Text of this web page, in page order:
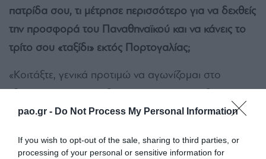
pao.gr - Do Not Process My Personal Information
If you wish to opt-out of the sale, sharing to third parties, or
processing of your personal or sensitive information for
πατρίδα σου, τι μέτρησε περισσότερο για να δεχθείς
την προσφορά του Παναθηναϊκού και να κάνεις το
τρίτο σου «ταξίδι» εκτός Πορτογαλίας;
«Κοιτάξτε, γενικά προτιμώ να αγωνίζομαι στο
εξωτερικό γιατί είναι διαφορετικό το επίπεδο. Στην
Ελλάδα έμαθα ότι είναι υψηλό το επίπεδο, ενώ και ο
η απόφαση μου ήταν μάλλον εύκολη! Μόλις